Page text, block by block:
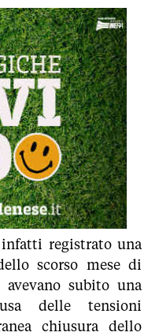
registrato una
scorso mese di
subito una
delle tensioni
chiusura dello